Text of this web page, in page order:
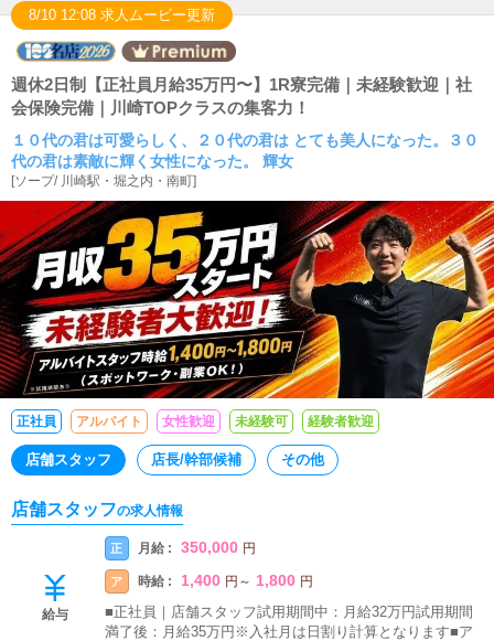
8/10 12:08 求人ムービー更新
週休2日制【正社員月給35万円〜】1R寮完備｜未経験歓迎｜社
会保険完備｜川崎TOPクラスの集客力！
１０代の君は可愛らしく、２０代の君は とても美人になった。３０
代の君は素敵に輝く女性になった。 輝女
[ソープ/ 川崎駅・堀之内・南町]
正社員 アルバイト 女性歓迎 未経験可 経験者歓迎
店舗スタッフ 店長/幹部候補 その他
店舗スタッフの求人情報
給与
正 月給 : 350,000 円
ア 時給 : 1,400 円 ～ 1,800 円
■正社員｜店舗スタッフ試用期間中：月給32万円試用期間
満了後：月給35万円※入社月は日割り計算となります■ア